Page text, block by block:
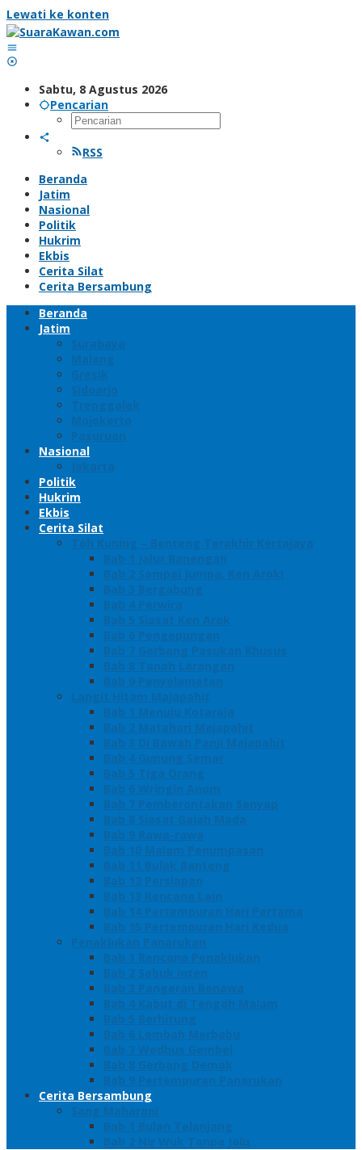
Lewati ke konten
Sabtu, 8 Agustus 2026
Pencarian
RSS
Beranda
Jatim
Nasional
Politik
Hukrim
Ekbis
Cerita Silat
Cerita Bersambung
Beranda
Jatim
Surabaya
Malang
Gresik
Sidoarjo
Trenggalek
Mojokerto
Pasuruan
Nasional
Jakarta
Politik
Hukrim
Ekbis
Cerita Silat
Toh Kuning – Benteng Terakhir Kertajaya
Bab 1 Jalur Banengan
Bab 2 Sampai Jumpa, Ken Arok!
Bab 3 Bergabung
Bab 4 Perwira
Bab 5 Siasat Ken Arok
Bab 6 Pengepungan
Bab 7 Gerbang Pasukan Khusus
Bab 8 Tanah Larangan
Bab 9 Penyelamatan
Langit Hitam Majapahit
Bab 1 Menuju Kotaraja
Bab 2 Matahari Majapahit
Bab 3 Di Bawah Panji Majapahit
Bab 4 Gunung Semar
Bab 5 Tiga Orang
Bab 6 Wringin Anom
Bab 7 Pemberontakan Senyap
Bab 8 Siasat Gajah Mada
Bab 9 Rawa-rawa
Bab 10 Malam Penumpasan
Bab 11 Bulak Banteng
Bab 12 Persiapan
Bab 13 Rencana Lain
Bab 14 Pertempuran Hari Pertama
Bab 15 Pertempuran Hari Kedua
Penaklukan Panarukan
Bab 1 Rencana Penaklukan
Bab 2 Sabuk Inten
Bab 3 Pangeran Benawa
Bab 4 Kabut di Tengah Malam
Bab 5 Berhitung
Bab 6 Lembah Merbabu
Bab 7 Wedhus Gembel
Bab 8 Gerbang Demak
Bab 9 Pertempuran Panarukan
Cerita Bersambung
Sang Maharani
Bab 1 Bulan Telanjang
Bab 2 Nir Wuk Tanpa Jalu